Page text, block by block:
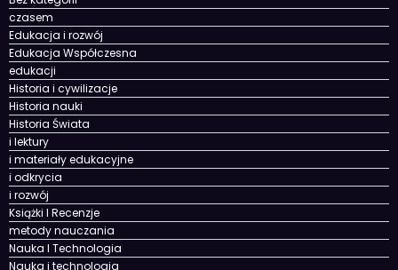
czasem
Edukacja i rozwój
Edukacja Współczesna
edukacji
Historia i cywilizacje
Historia nauki
Historia Świata
i lektury
i materiały edukacyjne
i odkrycia
i rozwój
Książki I Recenzje
metody nauczania
Nauka I Technologia
Nauka i technologia